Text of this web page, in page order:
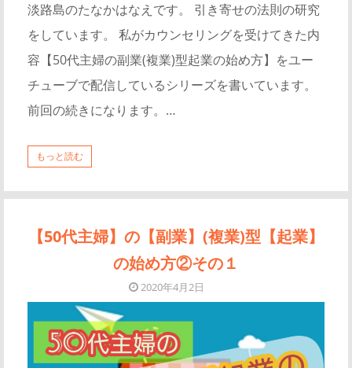
淡路島のたなかはなえです。 引き寄せの法則の研究
をしています。 私がカウンセリングを受けてきた内
容【50代主婦の副業(複業)型起業の始め方】をユー
チューブで配信しているシリーズを書いています。
前回の続きになります。…
もっと読む
【50代主婦】の【副業】(複業)型【起業】
の始め方②その１
2020年4月2日